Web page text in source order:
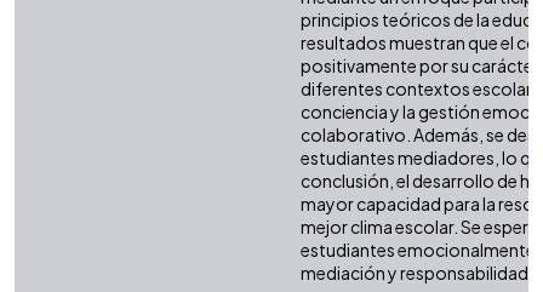
principios teóricos de la
resultados muestran que el
positivamente por su
diferentes contextos
conciencia y la gestión
colaborativo. Además, se
estudiantes mediadores, lo
conclusión, el desarrollo de
mayor capacidad para la
mejor clima escolar. Se
estudiantes emocionalmente
mediación y responsabilidad